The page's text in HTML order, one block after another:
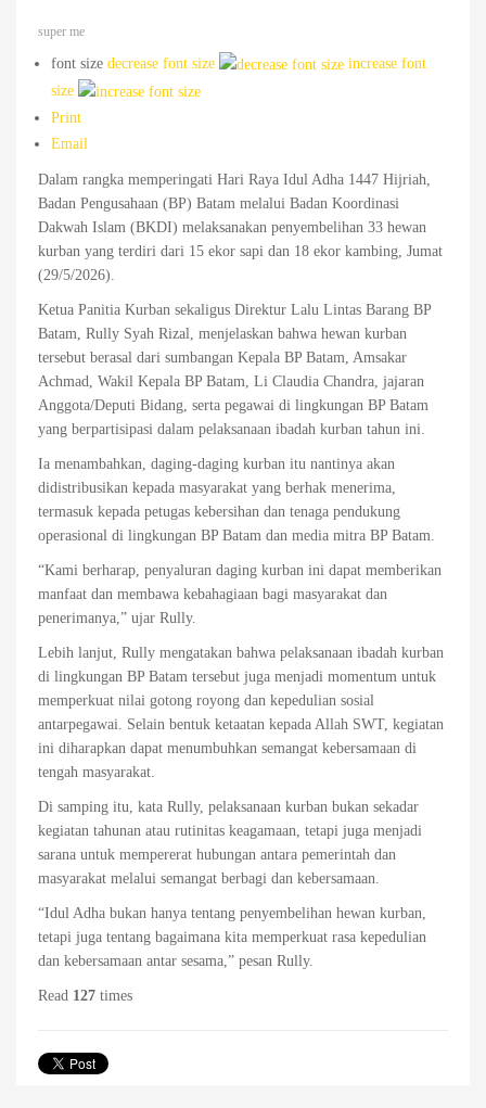
super me
font size decrease font size
increase font
size
Print
Email
Dalam rangka memperingati Hari Raya Idul Adha 1447 Hijriah,
Badan Pengusahaan (BP) Batam melalui Badan Koordinasi
Dakwah Islam (BKDI) melaksanakan penyembelihan 33 hewan
kurban yang terdiri dari 15 ekor sapi dan 18 ekor kambing, Jumat
(29/5/2026).
Ketua Panitia Kurban sekaligus Direktur Lalu Lintas Barang BP
Batam, Rully Syah Rizal, menjelaskan bahwa hewan kurban
tersebut berasal dari sumbangan Kepala BP Batam, Amsakar
Achmad, Wakil Kepala BP Batam, Li Claudia Chandra, jajaran
Anggota/Deputi Bidang, serta pegawai di lingkungan BP Batam
yang berpartisipasi dalam pelaksanaan ibadah kurban tahun ini.
Ia menambahkan, daging-daging kurban itu nantinya akan
didistribusikan kepada masyarakat yang berhak menerima,
termasuk kepada petugas kebersihan dan tenaga pendukung
operasional di lingkungan BP Batam dan media mitra BP Batam.
“Kami berharap, penyaluran daging kurban ini dapat memberikan
manfaat dan membawa kebahagiaan bagi masyarakat dan
penerimanya,” ujar Rully.
Lebih lanjut, Rully mengatakan bahwa pelaksanaan ibadah kurban
di lingkungan BP Batam tersebut juga menjadi momentum untuk
memperkuat nilai gotong royong dan kepedulian sosial
antarpegawai. Selain bentuk ketaatan kepada Allah SWT, kegiatan
ini diharapkan dapat menumbuhkan semangat kebersamaan di
tengah masyarakat.
Di samping itu, kata Rully, pelaksanaan kurban bukan sekadar
kegiatan tahunan atau rutinitas keagamaan, tetapi juga menjadi
sarana untuk mempererat hubungan antara pemerintah dan
masyarakat melalui semangat berbagi dan kebersamaan.
“Idul Adha bukan hanya tentang penyembelihan hewan kurban,
tetapi juga tentang bagaimana kita memperkuat rasa kepedulian
dan kebersamaan antar sesama,” pesan Rully.
Read 127 times